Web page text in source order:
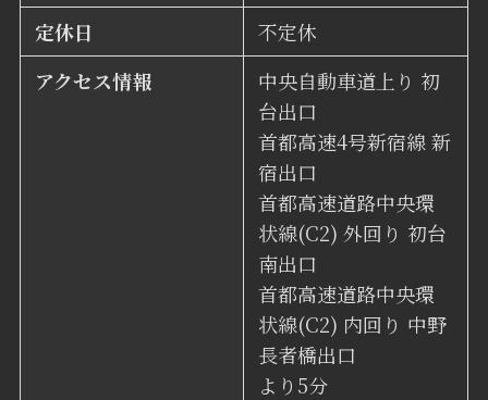
定休日
不定休
アクセス情報
中央自動車道上り 初
台出口
首都高速4号新宿線 新
宿出口
首都高速道路中央環
状線(C2) 外回り 初台
南出口
首都高速道路中央環
状線(C2) 内回り 中野
長者橋出口
より5分